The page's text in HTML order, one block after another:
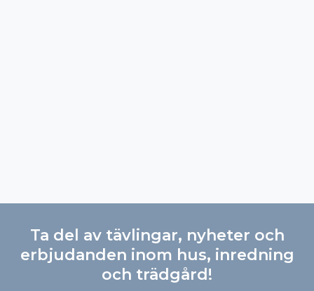
Ta del av tävlingar, nyheter och
erbjudanden inom hus, inredning
och trädgård!